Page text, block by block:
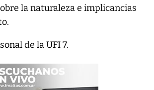
la naturaleza e implicancias
de la UFI 7.